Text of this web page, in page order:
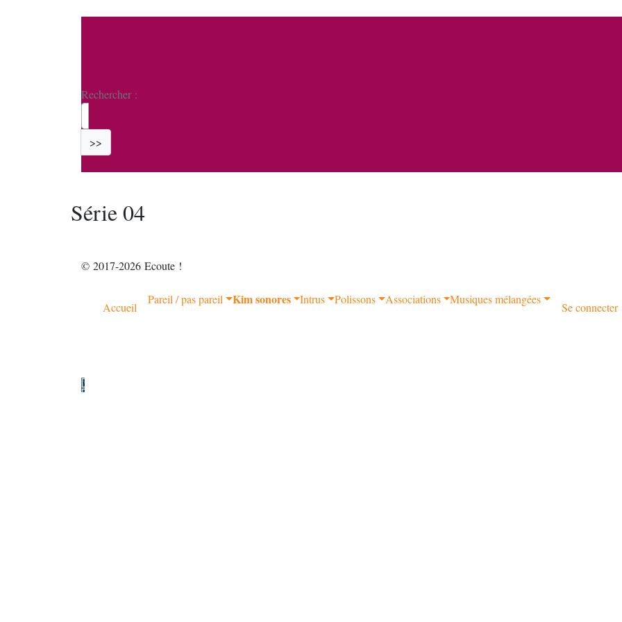
Rechercher :
>>
Série 04
© 2017-2026 Ecoute !
Accueil
Pareil / pas pareil Kim sonores Intrus Polissons Associations Musiques mélangées
Se connecter